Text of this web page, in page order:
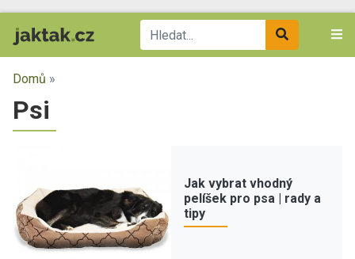
Domů »
Psi
Jak vybrat vhodný
pelíšek pro psa | rady a
tipy